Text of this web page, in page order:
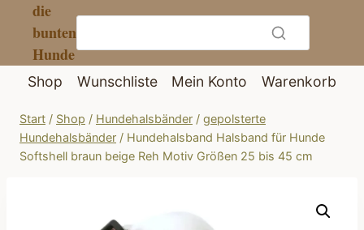
Inhalt
springen
die
bunten
Hunde
Shop Wunschliste Mein Konto Warenkorb
Start / Shop / Hundehalsbänder / gepolsterte
Hundehalsbänder / Hundehalsband Halsband für Hunde
Softshell braun beige Reh Motiv Größen 25 bis 45 cm